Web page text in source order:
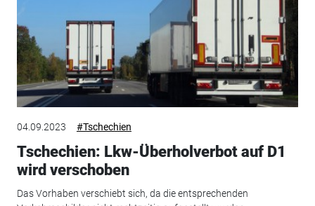
04.09.2023 #Tschechien
Tschechien: Lkw-Überholverbot auf D1
wird verschoben
Das Vorhaben verschiebt sich, da die entsprechenden